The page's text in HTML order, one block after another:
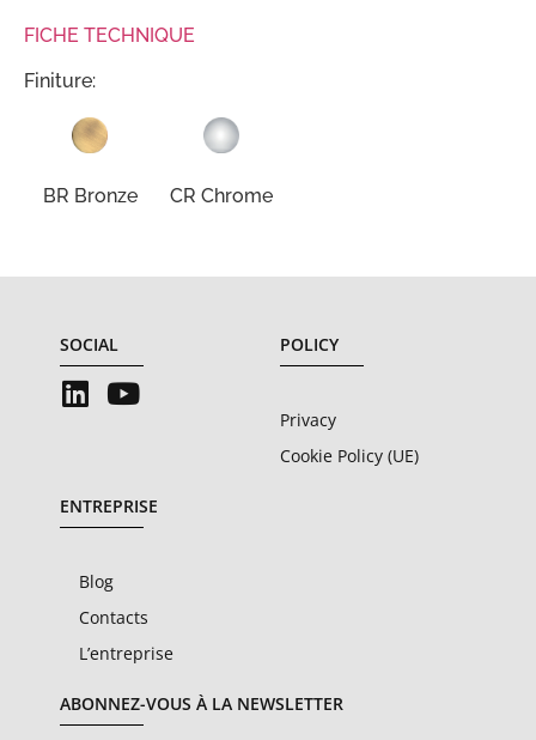
FICHE TECHNIQUE
Finiture:
BR Bronze CR Chrome
SOCIAL POLICY
Privacy
Cookie Policy (UE)
ENTREPRISE
Blog
Contacts
L’entreprise
ABONNEZ-VOUS À LA NEWSLETTER